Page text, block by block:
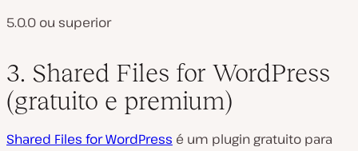
5.0.0 ou superior
3. Shared Files for WordPress
(gratuito e premium)
Shared Files for WordPress é um plugin gratuito para